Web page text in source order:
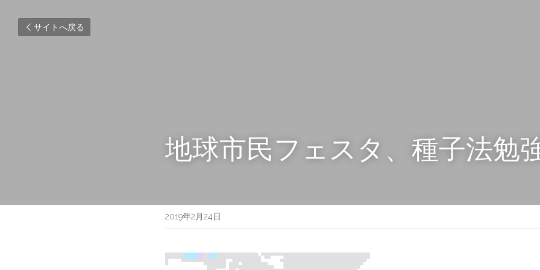
サイトへ戻る
地球市民フェスタ、種子法勉
2019年2月24日